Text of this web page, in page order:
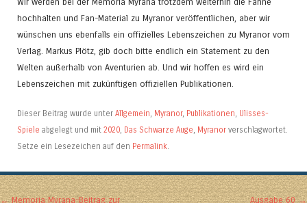
hochhalten und Fan-Material zu Myranor veröffentlichen, aber wir
wünschen uns ebenfalls ein offizielles Lebenszeichen zu Myranor vom
Verlag. Markus Plötz, gib doch bitte endlich ein Statement zu den
Welten außerhalb von Aventurien ab. Und wir hoffen es wird ein
Lebenszeichen mit zukünftigen offiziellen Publikationen.
Dieser Beitrag wurde unter Allgemein, Myranor, Publikationen, Ulisses-
Spiele abgelegt und mit 2020, Das Schwarze Auge, Myranor verschlagwortet.
Setze ein Lesezeichen auf den Permalink.
←Memoria Myrana-Beitrag zur
Ausgabe 60→